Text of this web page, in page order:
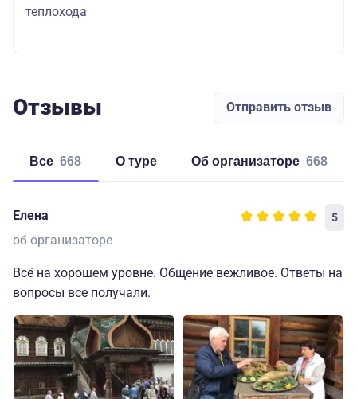
теплохода
Отзывы Отправить отзыв
Все 668 о туре об организаторе 668
Елена 5
об организаторе
Всё на хорошем уровне. Общение вежливое. Ответы на
вопросы все получали.